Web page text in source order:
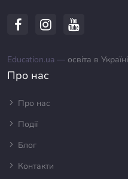
Education.ua — освіта в Україні
Про нас
Про нас
Події
Блог
Контакти